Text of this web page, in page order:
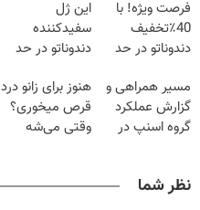
فرصت ویژه! با
40٪تخفیف
دندوناتو در حد
کن
این ژل
سفیدکننده
دندوناتو در حد
میکنه
(40%تخفیف)
مسیر همراهی و
گزارش عملکرد
گروه اسنپ در
هنوز برای زانو درد
قرص میخوری؟
وقتی می‌شه
نظر شما